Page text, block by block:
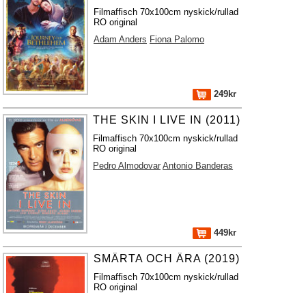
Filmaffisch 70x100cm nyskick/rullad
RO original
Adam Anders Fiona Palomo
249kr
THE SKIN I LIVE IN (2011)
Filmaffisch 70x100cm nyskick/rullad
RO original
Pedro Almodovar Antonio Banderas
449kr
SMÄRTA OCH ÄRA (2019)
Filmaffisch 70x100cm nyskick/rullad
RO original